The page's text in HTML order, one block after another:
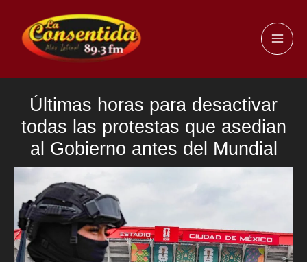
contenido
Últimas horas para desactivar
todas las protestas que asedian
al Gobierno antes del Mundial